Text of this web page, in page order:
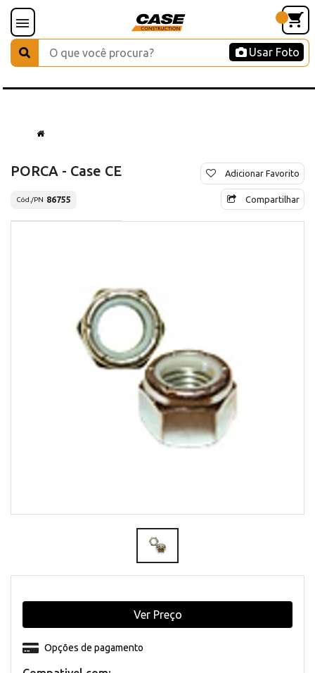
Usar Foto
PORCA - Case CE
Cód./PN 86755
Adicionar Favorito
Compartilhar
Opções de pagamento
Ver Preço